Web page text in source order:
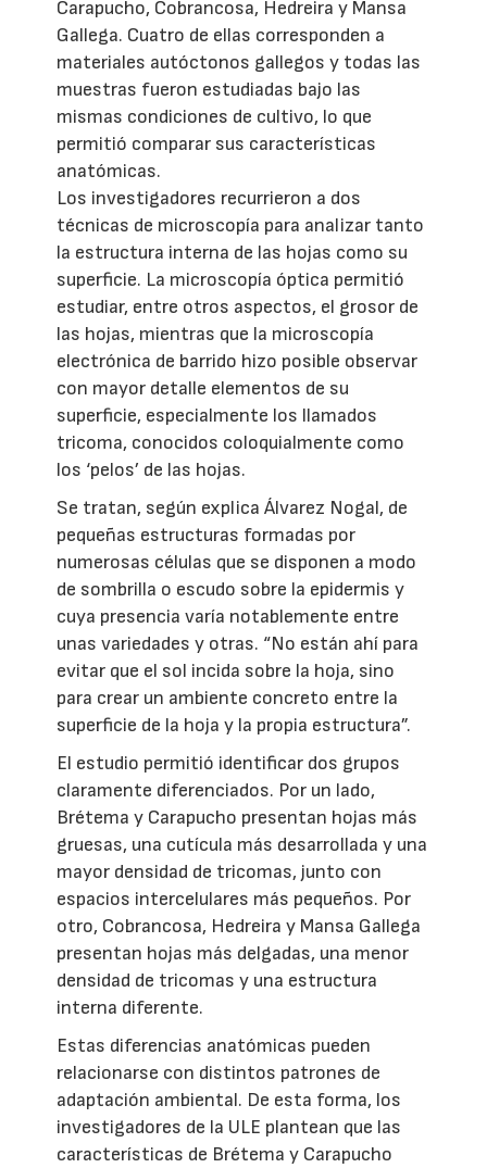
Carapucho, Cobrancosa, Hedreira y Mansa
Gallega. Cuatro de ellas corresponden a
materiales autóctonos gallegos y todas las
muestras fueron estudiadas bajo las
mismas condiciones de cultivo, lo que
permitió comparar sus características
anatómicas.
Los investigadores recurrieron a dos
técnicas de microscopía para analizar tanto
la estructura interna de las hojas como su
superficie. La microscopía óptica permitió
estudiar, entre otros aspectos, el grosor de
las hojas, mientras que la microscopía
electrónica de barrido hizo posible observar
con mayor detalle elementos de su
superficie, especialmente los llamados
tricoma, conocidos coloquialmente como
los ‘pelos’ de las hojas.
Se tratan, según explica Álvarez Nogal, de
pequeñas estructuras formadas por
numerosas células que se disponen a modo
de sombrilla o escudo sobre la epidermis y
cuya presencia varía notablemente entre
unas variedades y otras. “No están ahí para
evitar que el sol incida sobre la hoja, sino
para crear un ambiente concreto entre la
superficie de la hoja y la propia estructura”.
El estudio permitió identificar dos grupos
claramente diferenciados. Por un lado,
Brétema y Carapucho presentan hojas más
gruesas, una cutícula más desarrollada y una
mayor densidad de tricomas, junto con
espacios intercelulares más pequeños. Por
otro, Cobrancosa, Hedreira y Mansa Gallega
presentan hojas más delgadas, una menor
densidad de tricomas y una estructura
interna diferente.
Estas diferencias anatómicas pueden
relacionarse con distintos patrones de
adaptación ambiental. De esta forma, los
investigadores de la ULE plantean que las
características de Brétema y Carapucho